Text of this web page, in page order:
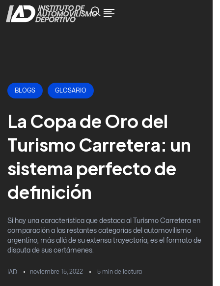
BLOGS GLOSARIO
La Copa de Oro del
Turismo Carretera: un
sistema perfecto de
definición
Si hay una característica que destaca al Turismo Carretera en
comparación a las restantes categorías del automovilismo
argentino, más allá de su extensa trayectoria, es el formato de
disputa de sus certámenes.
IAD noviembre 15, 2022 5 min de lectura